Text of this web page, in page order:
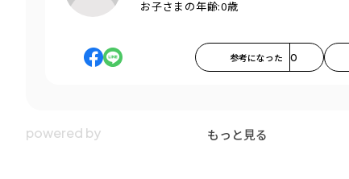
お子さまの年齢:0歳
参考になった 0
もっと見る